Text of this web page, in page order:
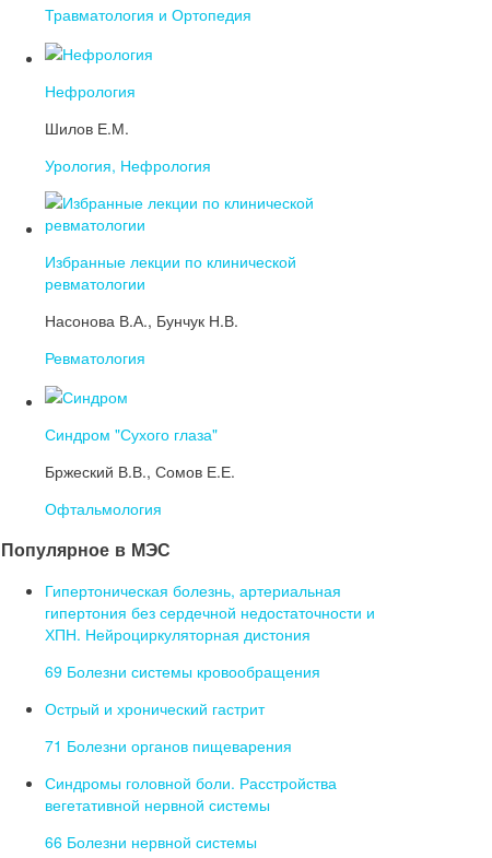
Травматология и Ортопедия
Нефрология
Шилов Е.М.
Урология, Нефрология
Избранные лекции по клинической
ревматологии
Насонова В.А., Бунчук Н.В.
Ревматология
Синдром "Сухого глаза"
Бржеский В.В., Сомов Е.Е.
Офтальмология
Популярное в МЭС
Гипертоническая болезнь, артериальная
гипертония без сердечной недостаточности и
ХПН. Нейроциркуляторная дистония
69 Болезни системы кровообращения
Острый и хронический гастрит
71 Болезни органов пищеварения
Синдромы головной боли. Расстройства
вегетативной нервной системы
66 Болезни нервной системы